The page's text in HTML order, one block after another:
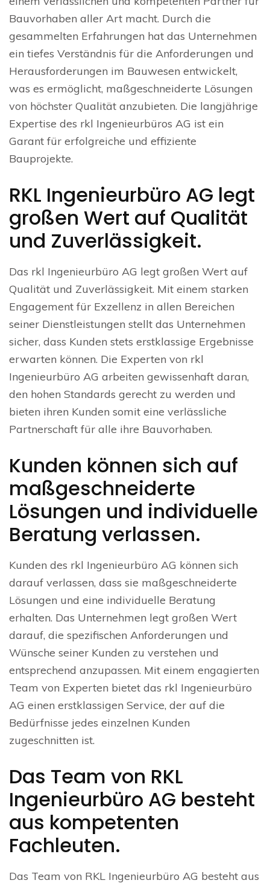
Bauvorhaben aller Art macht. Durch die
gesammelten Erfahrungen hat das Unternehmen
ein tiefes Verständnis für die Anforderungen und
Herausforderungen im Bauwesen entwickelt,
was es ermöglicht, maßgeschneiderte Lösungen
von höchster Qualität anzubieten. Die langjährige
Expertise des rkl Ingenieurbüros AG ist ein
Garant für erfolgreiche und effiziente
Bauprojekte.
RKL Ingenieurbüro AG legt
großen Wert auf Qualität
und Zuverlässigkeit.
Das rkl Ingenieurbüro AG legt großen Wert auf
Qualität und Zuverlässigkeit. Mit einem starken
Engagement für Exzellenz in allen Bereichen
seiner Dienstleistungen stellt das Unternehmen
sicher, dass Kunden stets erstklassige Ergebnisse
erwarten können. Die Experten von rkl
Ingenieurbüro AG arbeiten gewissenhaft daran,
den hohen Standards gerecht zu werden und
bieten ihren Kunden somit eine verlässliche
Partnerschaft für alle ihre Bauvorhaben.
Kunden können sich auf
maßgeschneiderte
Lösungen und individuelle
Beratung verlassen.
Kunden des rkl Ingenieurbüro AG können sich
darauf verlassen, dass sie maßgeschneiderte
Lösungen und eine individuelle Beratung
erhalten. Das Unternehmen legt großen Wert
darauf, die spezifischen Anforderungen und
Wünsche seiner Kunden zu verstehen und
entsprechend anzupassen. Mit einem engagierten
Team von Experten bietet das rkl Ingenieurbüro
AG einen erstklassigen Service, der auf die
Bedürfnisse jedes einzelnen Kunden
zugeschnitten ist.
Das Team von RKL
Ingenieurbüro AG besteht
aus kompetenten
Fachleuten.
Das Team von RKL Ingenieurbüro AG besteht aus